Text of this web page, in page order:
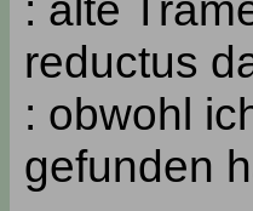
reductus
: obwohl
gefunden